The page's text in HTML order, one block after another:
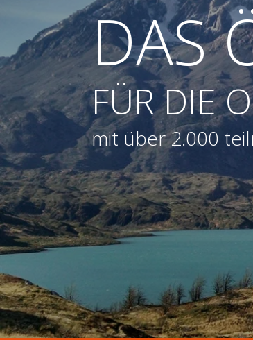
DAS
FÜR DIE
mit über 2.000